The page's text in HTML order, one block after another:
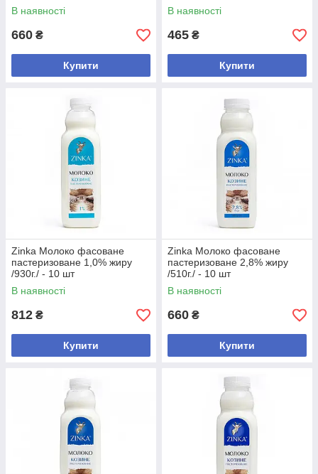
В наявності
660 ₴
Купити
В наявності
465 ₴
Купити
Zinka Молоко фасоване
пастеризоване 1,0% жиру
/930г./ - 10 шт
В наявності
812 ₴
Купити
Zinka Молоко фасоване
пастеризоване 2,8% жиру
/510г./ - 10 шт
В наявності
660 ₴
Купити